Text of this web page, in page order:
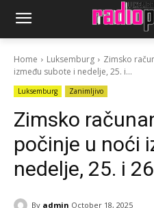
Home Luksemburg
Zimsko
između subote i nedelje, 25. i...
Luksemburg Zanimljivo
Zimsko
počinje u noći
nedelje, 25. i
By admin October 18, 2025